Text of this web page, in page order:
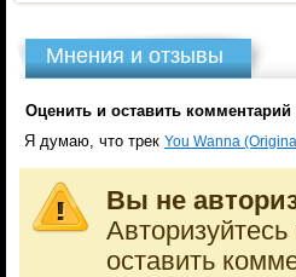
Мнения и отзывы
Оценить и оставить комментарий
Я думаю, что трек You Wanna
Вы не
Авторизуйтесь
оставить